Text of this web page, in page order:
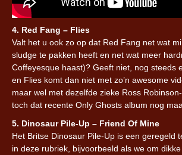
4. Red Fang – Flies
Valt het u ook zo op dat Red Fang net wat
sludge te pakken heeft en net wat meer
Coffeyesque haast)? Geeft niet, nog steeds
en Flies komt dan niet met zo’n awesome
maar wel met dezelfde zieke Ross
toch dat recente Only Ghosts album nog
5. Dinosaur Pile-Up – Friend Of Mine
Het Britse Dinosaur Pile-Up is een geregeld
in deze rubriek, bijvoorbeeld als we om